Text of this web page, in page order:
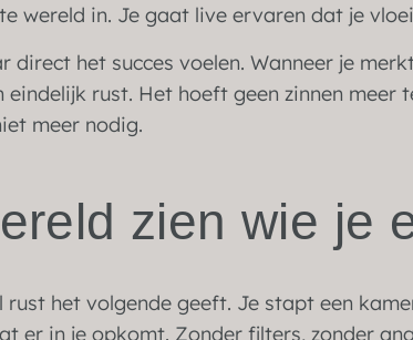
wereld in. Je gaat live ervaren dat je
direct het succes voelen. Wanneer je
rust. Het hoeft geen zinnen meer
meer nodig.
zien wie je
rust het volgende geeft. Je stapt een
er in je opkomt. Zonder filters, zonder